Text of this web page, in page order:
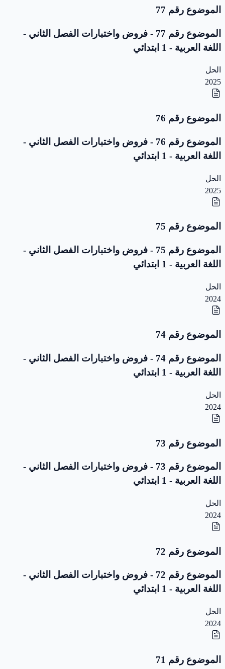
الموضوع رقم 77
الموضوع رقم 77 - فروض واختبارات الفصل الثاني -
اللغة العربية - 1 ابتدائي
الحل
2025
الموضوع رقم 76
الموضوع رقم 76 - فروض واختبارات الفصل الثاني -
اللغة العربية - 1 ابتدائي
الحل
2025
الموضوع رقم 75
الموضوع رقم 75 - فروض واختبارات الفصل الثاني -
اللغة العربية - 1 ابتدائي
الحل
2024
الموضوع رقم 74
الموضوع رقم 74 - فروض واختبارات الفصل الثاني -
اللغة العربية - 1 ابتدائي
الحل
2024
الموضوع رقم 73
الموضوع رقم 73 - فروض واختبارات الفصل الثاني -
اللغة العربية - 1 ابتدائي
الحل
2024
الموضوع رقم 72
الموضوع رقم 72 - فروض واختبارات الفصل الثاني -
اللغة العربية - 1 ابتدائي
الحل
2024
الموضوع رقم 71